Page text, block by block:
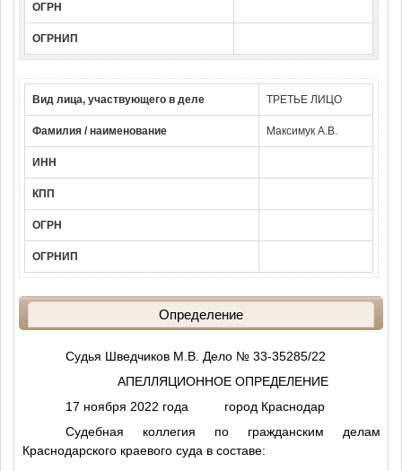
ОГРН
ОГРНИП
Вид лица, участвующего в деле ТРЕТЬЕ ЛИЦО
Фамилия / наименование Максимук А.В.
ИНН
КПП
ОГРН
ОГРНИП
Определение
Судья Шведчиков М.В. Дело № 33-35285/22
АПЕЛЛЯЦИОННОЕ ОПРЕДЕЛЕНИЕ
17 ноября 2022 года город Краснодар
Судебная коллегия по гражданским делам
Краснодарского краевого суда в составе: